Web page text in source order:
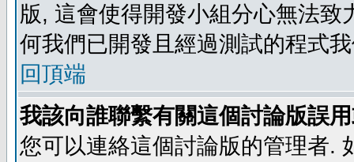
版, 這會使得開發小組分心無法
何我們已開發且經過測試的程式
回頂端
我該向誰聯繫有關這個討論版誤
您可以連絡這個討論版的管理者.